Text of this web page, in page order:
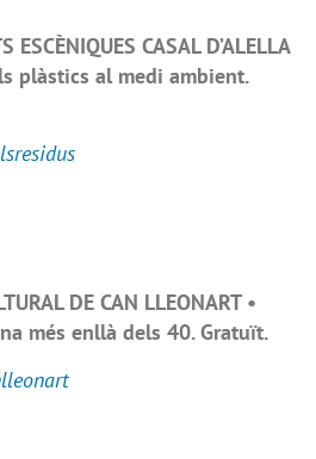
ESCÈNIQUES CASAL D’ALELLA
plàstics al medi ambient.
DE CAN LLEONART •
més enllà dels 40. Gratuït.